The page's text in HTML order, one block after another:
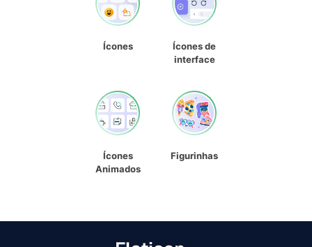
Ícones
Ícones de
interface
Ícones
Animados
Figurinhas